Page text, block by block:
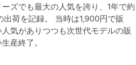
ズでも最大の人気を誇り、1年で約
出荷を記録。 当時は1,900円で販
気がありつつも次世代モデルの販
産終了。